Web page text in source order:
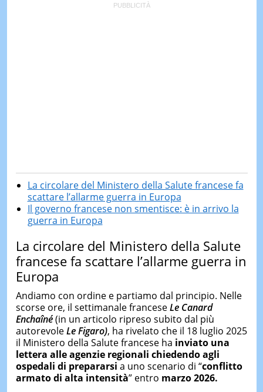
La circolare del Ministero della Salute francese fa
scattare l’allarme guerra in Europa
Il governo francese non smentisce: è in arrivo la
guerra in Europa
La circolare del Ministero della Salute
francese fa scattare l’allarme guerra in
Europa
Andiamo con ordine e partiamo dal principio. Nelle
scorse ore, il settimanale franceseLe Canard
Enchaîné(in un articolo ripreso subito dal più
autorevoleLe Figaro), ha rivelato che il 18 luglio 2025
il Ministero della Salute francese ha inviato una
lettera alle agenzie regionali chiedendo agli
ospedali di prepararsi a uno scenario di “conflitto
armato di alta intensità” entro marzo 2026.